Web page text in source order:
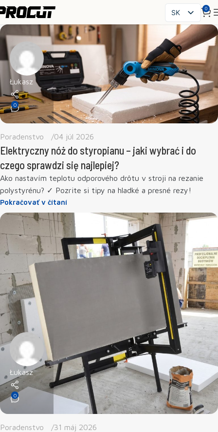
SK
PL
EN
CS
HU
ES
UK
DE
0
Łukasz
0
Poradenstvo 04 júl 2026
Elektryczny nóż do styropianu – jaki wybrać i do
czego sprawdzi się najlepiej?
Ako nastavím teplotu odporového drôtu v stroji na rezanie
polystyrénu? ✓ Pozrite si tipy na hladké a presné rezy!
Pokračovať v čítaní
Łukasz
0
Poradenstvo 31 máj 2026